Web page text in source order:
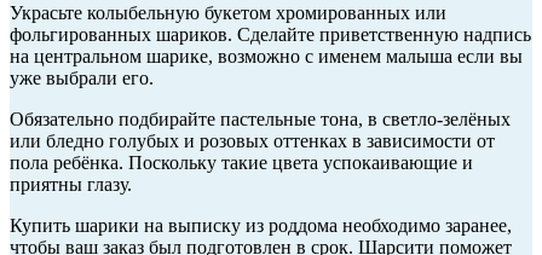
Украсьте колыбельную букетом хромированных или
фольгированных шариков. Сделайте приветственную надпись
на центральном шарике, возможно с именем малыша если вы
уже выбрали его.
Обязательно подбирайте пастельные тона, в светло-зелёных
или бледно голубых и розовых оттенках в зависимости от
пола ребёнка. Поскольку такие цвета успокаивающие и
приятны глазу.
Купить шарики на выписку из роддома необходимо заранее,
чтобы ваш заказ был подготовлен в срок. Шарсити поможет